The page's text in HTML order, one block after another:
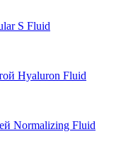
S Fluid
Hyaluron Fluid
Normalizing Fluid